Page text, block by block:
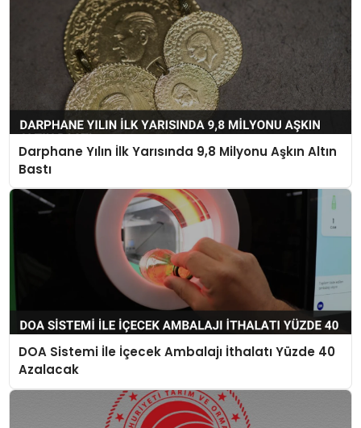
Darphane Yılın İlk Yarısında 9,8 Milyonu Aşkın Altın
Bastı
DOA Sistemi İle İçecek Ambalajı İthalatı Yüzde 40
Azalacak